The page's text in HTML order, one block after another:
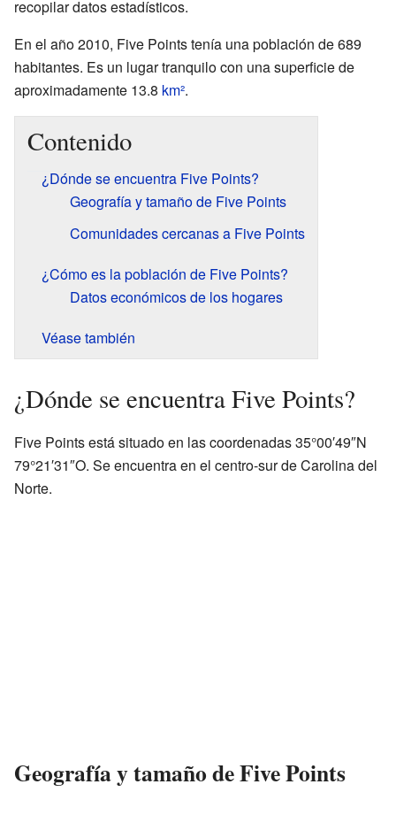
recopilar datos estadísticos.
En el año 2010, Five Points tenía una población de 689
habitantes. Es un lugar tranquilo con una superficie de
aproximadamente 13.8 km².
Contenido
¿Dónde se encuentra Five Points?
Geografía y tamaño de Five Points
Comunidades cercanas a Five Points
¿Cómo es la población de Five Points?
Datos económicos de los hogares
Véase también
¿Dónde se encuentra Five Points?
Five Points está situado en las coordenadas 35°00′49″N
79°21′31″O. Se encuentra en el centro-sur de Carolina del
Norte.
Geografía y tamaño de Five Points